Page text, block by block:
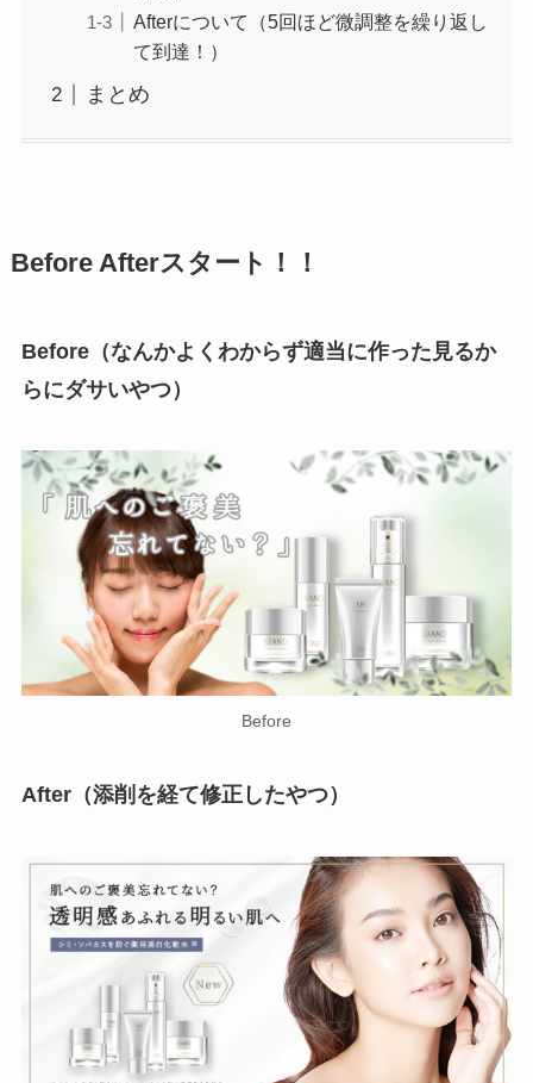
Afterについて（5回ほど微調整を繰り返し
て到達！）
まとめ
Before Afterスタート！！
Before（なんかよくわからず適当に作った見るか
らにダサいやつ）
Before
After（添削を経て修正したやつ）